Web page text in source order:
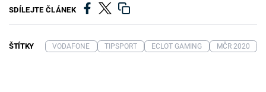
SDÍLEJTE ČLÁNEK
ŠTÍTKY VODAFONE TIPSPORT ECLOT GAMING MČR 2020